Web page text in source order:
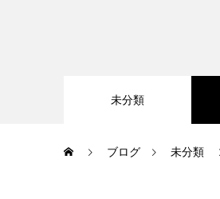
未分類
ブログ 未分類